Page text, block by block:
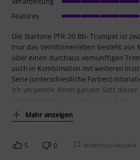
Die Startone PTR-20 Bb- Trumpet ist
(nur das Ventilinnenleben besteht aus
über einen durchaus vernünftigen
auch in Kombimation mit weiteren
Serie (unterschiedliche Farben)
Ich verwende einen ganzen Satz
Mehr anzeigen
Features
5 0 BEWERTUNG MELDEN